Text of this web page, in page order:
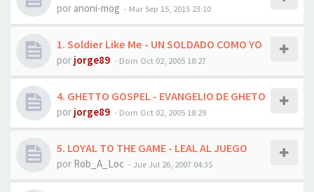
por anoni-mog - Mar Sep 15, 2015 23:10
1. Soldier Like Me - UN SOLDADO COMO YO
por jorge89 - Dom Oct 02, 2005 18:27
4. GHETTO GOSPEL - EVANGELIO DE GHETO
por jorge89 - Dom Oct 02, 2005 18:29
5. LOYAL TO THE GAME - LEAL AL JUEGO
por Rob_A_Loc -Jue Jul 26, 2007 04:35